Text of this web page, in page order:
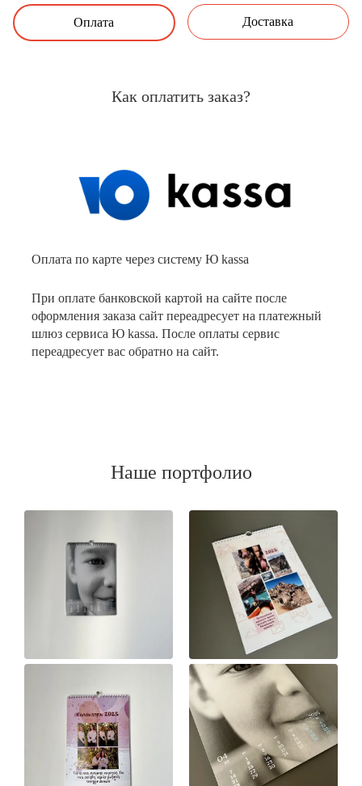
Оплата Доставка
Как оплатить заказ?
Оплата по карте через систему Ю kassa
При оплате банковской картой на сайте после
оформления заказа сайт переадресует на платежный
шлюз сервиса Ю kassa. После оплаты сервис
переадресует вас обратно на сайт.
Наше портфолио